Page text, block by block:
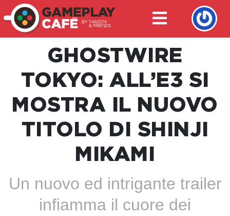
GHOSTWIRE
TOKYO: ALL’E3 SI
MOSTRA IL NUOVO
TITOLO DI SHINJI
MIKAMI
Un nuovo ed intrigante trailer
infiamma il cuore dei